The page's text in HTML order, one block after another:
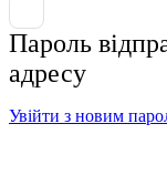
Пароль
адресу
Увійти з новим